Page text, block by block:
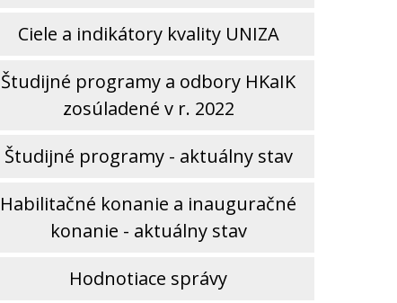
Ciele a indikátory kvality UNIZA
Študijné programy a odbory HKaIK
zosúladené v r. 2022
Študijné programy - aktuálny stav
Habilitačné konanie a inauguračné
konanie - aktuálny stav
Hodnotiace správy